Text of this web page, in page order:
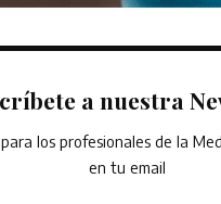
a nuestra
los profesionales de la
en tu email